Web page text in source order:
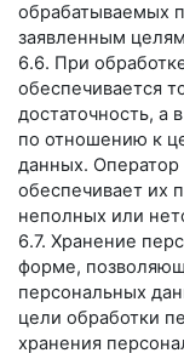
обрабатываемых
заявленным
6.6. При
обеспечивается
достаточность, а
по отношению к
данных.
обеспечивает их
неполных или
6.7. Хранение
форме,
персональных
цели обработки
хранения